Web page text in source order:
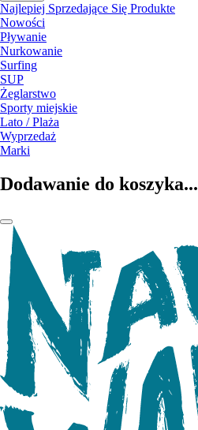
Najlepiej Sprzedające Się Produkte
Nowości
Pływanie
Nurkowanie
Surfing
SUP
Żeglarstwo
Sporty miejskie
Lato / Plaża
Wyprzedaż
Marki
Dodawanie do koszyka...